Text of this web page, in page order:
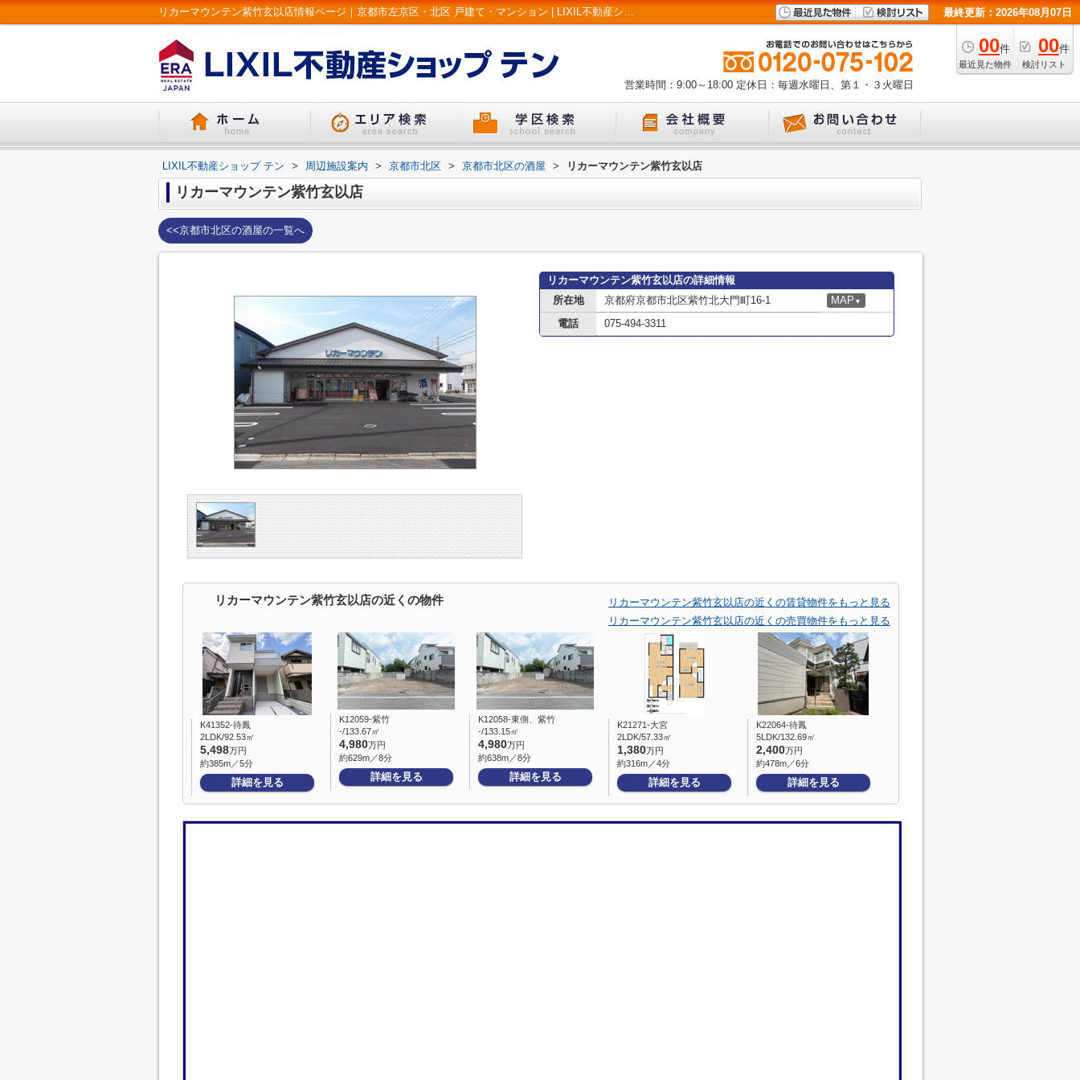
リカーマウンテン紫竹玄以店情報ページ｜京都市左京区・北区 戸建て・マンション | LIXIL不動産ショップ テン 最終更新：2026年08月07日
00件
最近見た物件
00件
検討リスト
営業時間：9:00～18:00 定休日：毎週水曜日、第１・３火曜日
LIXIL不動産ショップ テン > 周辺施設案内 > 京都市北区 > 京都市北区の酒屋 > リカーマウンテン紫竹玄以店
リカーマウンテン紫竹玄以店
<<京都市北区の酒屋の一覧へ
リカーマウンテン紫竹玄以店の詳細情報
所在地
京都府京都市北区紫竹北大門町16-1 MAP ▼
電話 075-494-3311
リカーマウンテン紫竹玄以店の近くの物件
リカーマウンテン紫竹玄以店の近くの賃貸物件をもっと見る
リカーマウンテン紫竹玄以店の近くの売買物件をもっと見る
K41352-待鳳
2LDK/92.53㎡
5,498万円
約385m／5分
詳細を見る
K12059-紫竹
-/133.67㎡
4,980万円
約629m／8分
詳細を見る
K12058-東側、紫竹
-/133.15㎡
4,980万円
約638m／8分
詳細を見る
K21271-大宮
2LDK/57.33㎡
1,380万円
約316m／4分
詳細を見る
K22064-待鳳
5LDK/132.69㎡
2,400万円
約478m／6分
詳細を見る